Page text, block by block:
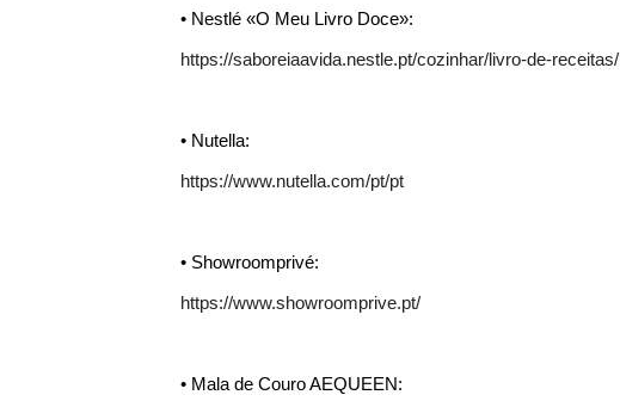
• Nestlé «O Meu Livro Doce»:
https://saboreiaavida.nestle.pt/cozinhar/livro-de-receitas/
• Nutella:
https://www.nutella.com/pt/pt
• Showroomprivé:
https://www.showroomprive.pt/
• Mala de Couro AEQUEEN: